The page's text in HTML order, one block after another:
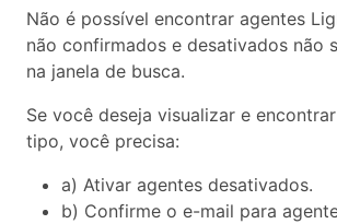
Não é possível encontrar agentes
não confirmados e desativados não
na janela de busca.
Se você deseja visualizar e
tipo, você precisa:
a) Ativar agentes desativados.
b) Confirme o e-mail para